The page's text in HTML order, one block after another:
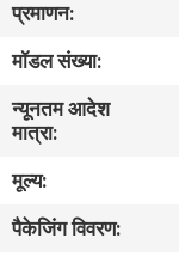
हमारे
बारे
में
कारखाना
भ्रमण
प्रमाणन:
मॉडल संख्या:
न्यूनतम आदेश
मात्रा:
मूल्य:
पैकेजिंग विवरण: